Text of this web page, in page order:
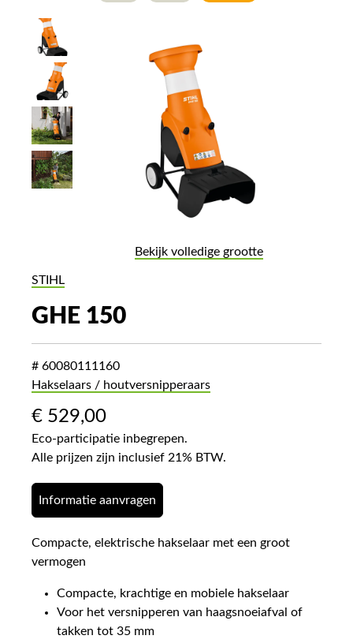
Bekijk volledige grootte
STIHL
GHE 150
# 60080111160
Hakselaars / houtversnipperaars
€ 529,00
Eco-participatie inbegrepen.
Alle prijzen zijn inclusief 21% BTW.
Informatie aanvragen
Compacte, elektrische hakselaar met een groot
vermogen
Compacte, krachtige en mobiele hakselaar
Voor het versnipperen van haagsnoeiafval of
takken tot 35 mm